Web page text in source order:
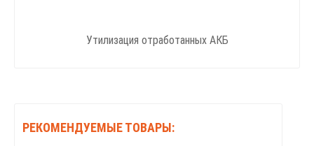
Утилизация отработанных АКБ
РЕКОМЕНДУЕМЫЕ ТОВАРЫ: